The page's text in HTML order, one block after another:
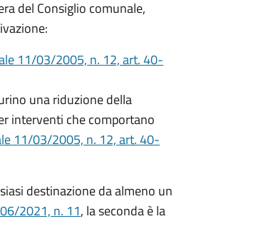
del Consiglio comunale,
11/03/2005, n. 12, art. 40-
una riduzione della
interventi che comportano
11/03/2005, n. 12, art. 40-
destinazione da almeno un
2021, n. 11, la seconda è la